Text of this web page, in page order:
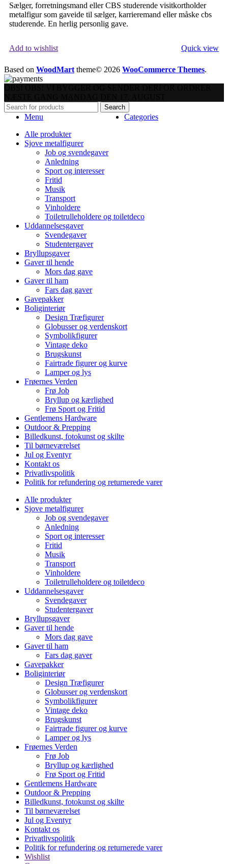
Sælger, forretningsmand eller CBS studerende visitkortholder
metalfigur som gaveide til sælger, karrieremand eller måske cbs
studerende. En herlig personlig gave.
Add to wishlist Quick view
Based on WoodMart theme© 2026 WooCommerce Themes.
Search
Menu
Categories
Alle produkter
Sjove metalfigurer
Job og svendegaver
Anledning
Sport og interesser
Fritid
Musik
Transport
Vinholdere
Toiletrulleholdere og toiletdeco
Uddannelsesgaver
Svendegaver
Studentergaver
Bryllupsgaver
Gaver til hende
Mors dag gave
Gaver til ham
Fars dag gaver
Gavepakker
Boliginteriør
Design Træfigurer
Globusser og verdenskort
Symbolikfigurer
Vintage deko
Brugskunst
Fairtrade figurer og kurve
Lamper og lys
Frøernes Verden
Frø Job
Bryllup og kærlighed
Frø Sport og Fritid
Gentlemens Hardware
Outdoor & Prepping
Billedkunst, fotokunst og skilte
Til børneværelset
Jul og Eventyr
Kontakt os
Privatlivspolitik
Politik for refundering og returnerede varer
Alle produkter
Sjove metalfigurer
Job og svendegaver
Anledning
Sport og interesser
Fritid
Musik
Transport
Vinholdere
Toiletrulleholdere og toiletdeco
Uddannelsesgaver
Svendegaver
Studentergaver
Bryllupsgaver
Gaver til hende
Mors dag gave
Gaver til ham
Fars dag gaver
Gavepakker
Boliginteriør
Design Træfigurer
Globusser og verdenskort
Symbolikfigurer
Vintage deko
Brugskunst
Fairtrade figurer og kurve
Lamper og lys
Frøernes Verden
Frø Job
Bryllup og kærlighed
Frø Sport og Fritid
Gentlemens Hardware
Outdoor & Prepping
Billedkunst, fotokunst og skilte
Til børneværelset
Jul og Eventyr
Kontakt os
Privatlivspolitik
Politik for refundering og returnerede varer
Wishlist